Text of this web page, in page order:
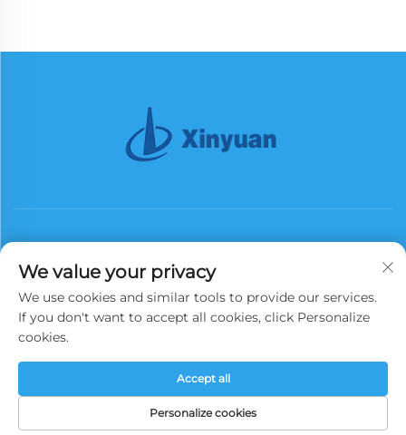
S'abonner
Droits d'auteur © 2025 China Xinyuan Iron Tower Group Co., Ltd. Tous
Politique de confidentialité
We value your privacy
We use cookies and similar tools to provide our services.
If you don't want to accept all cookies, click Personalize
cookies.
Personalize cookies
Accept all